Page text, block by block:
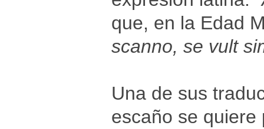
que, en la Edad
scanno, se vult
Una de sus
escaño se